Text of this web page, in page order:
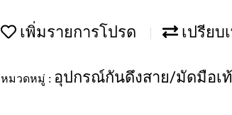
เพิ่มรายการโปรด เปรียบ
หมวดหมู่ : อุปกรณ์กันดึงสาย/มัดมือเ